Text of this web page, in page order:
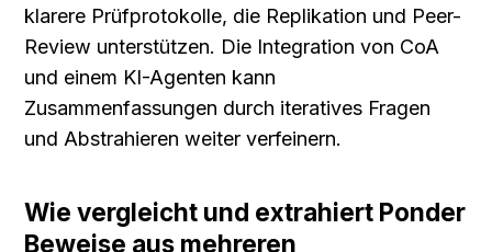
klarere Prüfprotokolle, die Replikation und Peer-
Review unterstützen. Die Integration von CoA
und einem KI-Agenten kann
Zusammenfassungen durch iteratives Fragen
und Abstrahieren weiter verfeinern.
Wie vergleicht und extrahiert Ponder
Beweise aus mehreren